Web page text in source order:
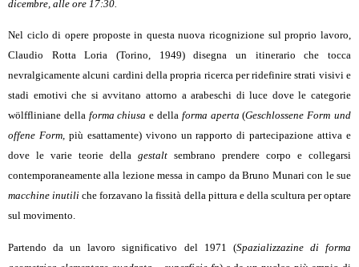
dicembre, alle ore 17:30
Nel ciclo di opere proposte in questa nuova ricognizione sul proprio lavoro,
Claudio Rotta Loria (Torino, 1949) disegna un itinerario che tocca
nevralgicamente alcuni cardini della propria ricerca per ridefinire strati visivi e
stadi emotivi che si avvitano attorno a arabeschi di luce dove le categorie
wölffliniane della forma chiusa e della forma aperta (Geschlossene Form und
offene Form, più esattamente) vivono un rapporto di partecipazione attiva e
dove le varie teorie della gestalt sembrano prendere corpo e collegarsi
contemporaneamente alla lezione messa in campo da Bruno Munari con le sue
macchine inutili che forzavano la fissità della pittura e della scultura per optare
sul movimento.
Partendo da un lavoro significativo del 1971 (Spazializzazine di forma